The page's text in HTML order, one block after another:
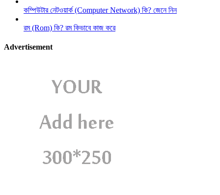
কম্পিউটার নেটওয়ার্ক (Computer Network) কি? জেনে নিন
রম (Rom) কি? রম কিভাবে কাজ করে
Advertisement